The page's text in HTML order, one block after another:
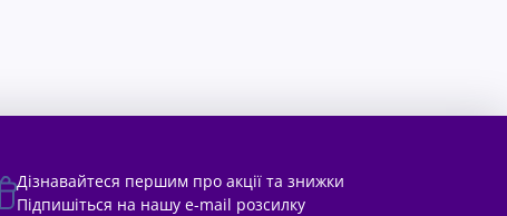
Дізнавайтеся першим про акції та знижки
Підпишіться на нашу e-mail розсилку